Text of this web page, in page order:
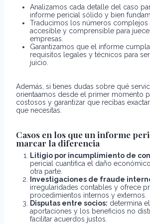
Analizamos cada detalle del caso
informe pericial sólido y bien
Traducimos los números complejos
accesible y comprensible para
empresas.
Garantizamos que el informe
requisitos legales y técnicos para
juicio.
Además, si tienes dudas sobre qué
orientaamos desde el primer momento
costosos y garantizar que recibas
que necesitas.
Casos en los que un informe
marcar la diferencia
Litigio por incumplimiento de
pericial cuantifica el daño
otra parte.
Investigaciones de fraude
irregularidades contables y ofrece
procedimientos internos y externos.
Disputas entre socios: determina
aportaciones y los beneficios no
facilitar acuerdos justos.